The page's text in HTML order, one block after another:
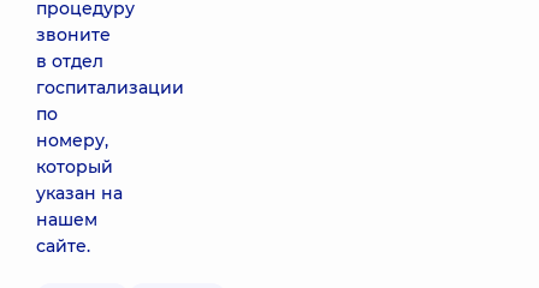
процедуру
звоните
в отдел
госпитализации
по
номеру,
который
указан на
нашем
сайте.